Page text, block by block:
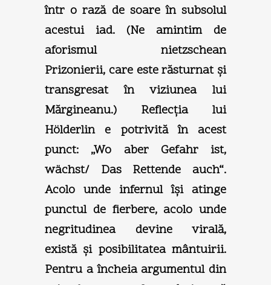
într o rază de soare în subsolul
acestui iad. (Ne amintim de
aforismul nietzschean
Prizonierii, care este răsturnat şi
transgresat în viziunea lui
Mărgineanu.) Reflecţia lui
Hölderlin e potrivită în acest
punct: „Wo aber Gefahr ist,
wächst/ Das Rettende auch“.
Acolo unde infernul îşi atinge
punctul de fierbere, acolo unde
negritudinea devine virală,
există şi posibilitatea mântuirii.
Pentru a încheia argumentul din